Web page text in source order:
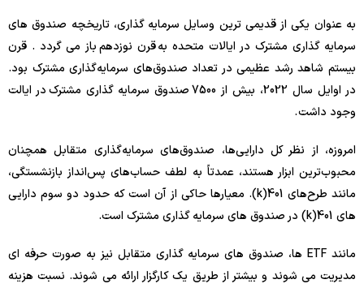
به عنوان یکی از قدیمی ترین وسایل سرمایه گذاری، تاریخچه صندوق های
سرمایه گذاری مشترک در ایالات متحده به قرن نوزدهم باز می گردد . قرن
بیستم شاهد رشد عظیمی در تعداد صندوق‌های سرمایه‌گذاری مشترک بود.
در اوایل سال 2022، بیش از 7500 صندوق سرمایه گذاری مشترک در ایالت
وجود داشت .
امروزه، از نظر کل دارایی‌ها، صندوق‌های سرمایه‌گذاری متقابل همچنان
محبوب‌ترین ابزار هستند، عمدتاً به لطف حساب‌های پس‌انداز بازنشستگی،
مانند طرح‌های 401(k). معیارها حاکی از آن است که حدود دو سوم دارایی
های 401(k) در صندوق های سرمایه گذاری مشترک است.
مانند ETF ها، صندوق های سرمایه گذاری متقابل نیز به صورت حرفه ای
مدیریت می شوند و بیشتر از طریق یک کارگزار ارائه می شوند. نسبت هزینه